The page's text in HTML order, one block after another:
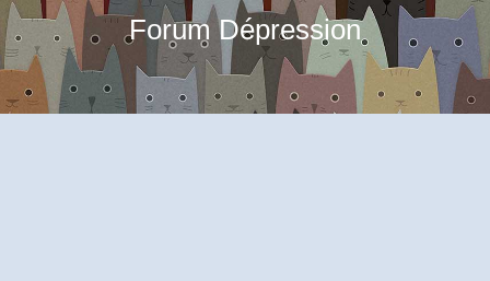
Forum Dépression